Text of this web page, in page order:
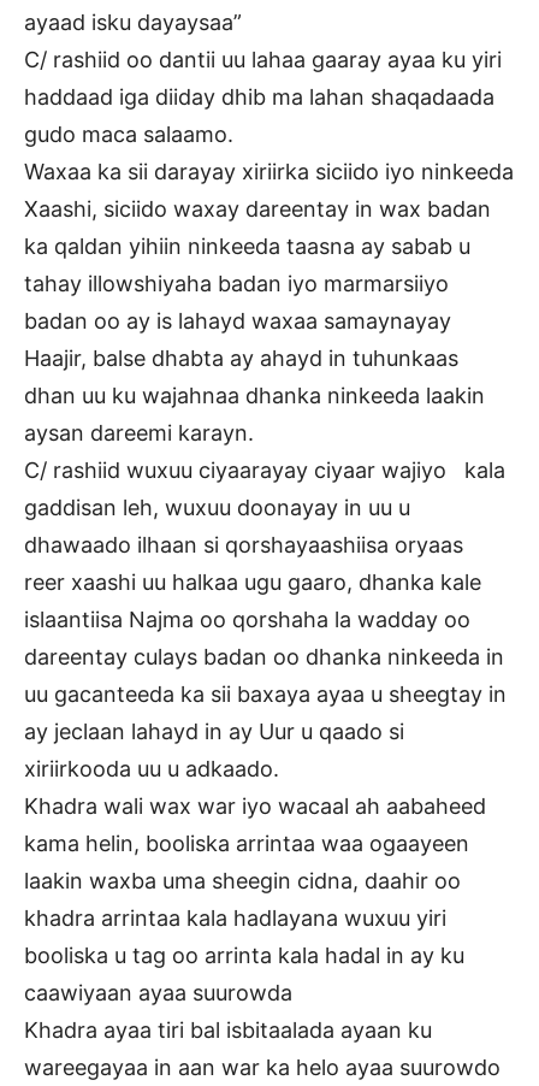
ayaad isku dayaysaa”
C/ rashiid oo dantii uu lahaa gaaray ayaa ku yiri
haddaad iga diiday dhib ma lahan shaqadaada
gudo maca salaamo.
Waxaa ka sii darayay xiriirka siciido iyo ninkeeda
Xaashi, siciido waxay dareentay in wax badan
ka qaldan yihiin ninkeeda taasna ay sabab u
tahay illowshiyaha badan iyo marmarsiiyo
badan oo ay is lahayd waxaa samaynayay
Haajir, balse dhabta ay ahayd in tuhunkaas
dhan uu ku wajahnaa dhanka ninkeeda laakin
aysan dareemi karayn.
C/ rashiid wuxuu ciyaarayay ciyaar wajiyo kala
gaddisan leh, wuxuu doonayay in uu u
dhawaado ilhaan si qorshayaashiisa oryaas
reer xaashi uu halkaa ugu gaaro, dhanka kale
islaantiisa Najma oo qorshaha la wadday oo
dareentay culays badan oo dhanka ninkeeda in
uu gacanteeda ka sii baxaya ayaa u sheegtay in
ay jeclaan lahayd in ay Uur u qaado si
xiriirkooda uu u adkaado.
Khadra wali wax war iyo wacaal ah aabaheed
kama helin, booliska arrintaa waa ogaayeen
laakin waxba uma sheegin cidna, daahir oo
khadra arrintaa kala hadlayana wuxuu yiri
booliska u tag oo arrinta kala hadal in ay ku
caawiyaan ayaa suurowda
Khadra ayaa tiri bal isbitaalada ayaan ku
wareegayaa in aan war ka helo ayaa suurowdo